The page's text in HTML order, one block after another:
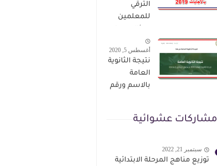
لتدريبات
الترقي
للمعلمين
حمل من هنا
أغسطس 5, 2020
نتيجة الثانوية
العامة
بالاسم ورقم
مشاركات عشوائية
سبتمبر 21, 2022
توزيع مناهج المرحلة الابتدائية